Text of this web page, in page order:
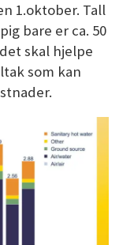
1.oktober. Tall
bare er ca. 50
skal hjelpe
som kan